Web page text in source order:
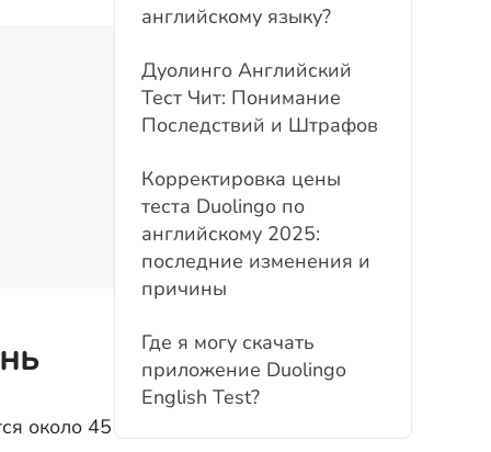
около 45
английскому языку?
Дуолингo Английский
Тест Чит: Понимание
Последствий и Штрафов
Корректировка цены
теста Duolingo по
английскому 2025:
последние изменения и
причины
Где я могу скачать
приложение Duolingo
English Test?